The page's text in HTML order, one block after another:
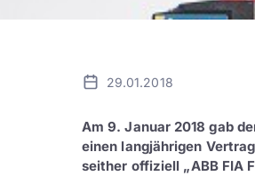
29.01.2018
Am 9. Januar 2018 gab
einen langjährigen
seither offiziell „ABB FIA